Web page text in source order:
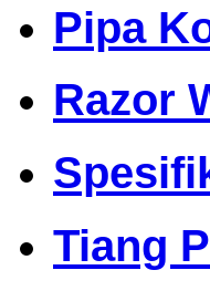
Pipa
Razor
Tiang